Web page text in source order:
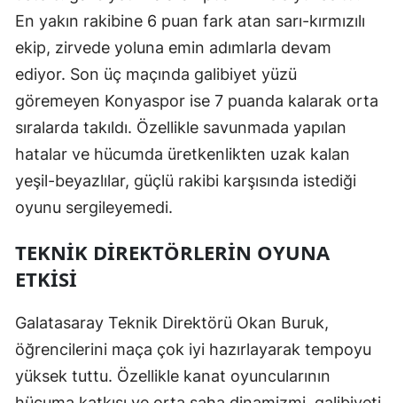
Malatya
Manisa
Kahramanmaraş
Mardin
Muğla
Nevşehir
Ordu
Rize
En yakın rakibine 6 puan fark atan sarı-kırmızılı
ekip, zirvede yoluna emin adımlarla devam
ediyor. Son üç maçında galibiyet yüzü
göremeyen Konyaspor ise 7 puanda kalarak orta
sıralarda takıldı. Özellikle savunmada yapılan
hatalar ve hücumda üretkenlikten uzak kalan
yeşil-beyazlılar, güçlü rakibi karşısında istediği
oyunu sergileyemedi.
TEKNIK DIREKTÖRLERIN OYUNA
ETKISI
Galatasaray Teknik Direktörü Okan Buruk,
öğrencilerini maça çok iyi hazırlayarak tempoyu
yüksek tuttu. Özellikle kanat oyuncularının